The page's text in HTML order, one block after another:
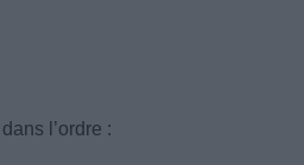
l’ordre :